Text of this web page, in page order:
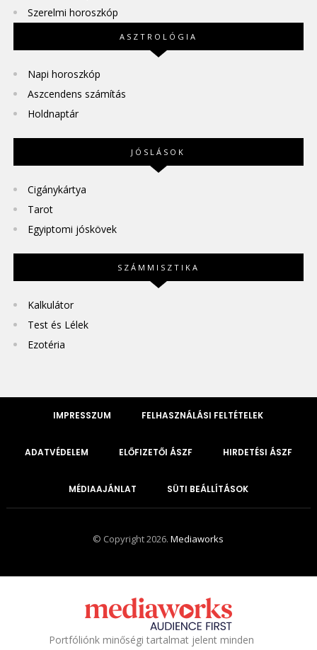
Szerelmi horoszkóp
ASZTROLÓGIA
Napi horoszkóp
Aszcendens számítás
Holdnaptár
JÓSLÁSOK
Cigánykártya
Tarot
Egyiptomi jóskövek
SZÁMMISZTIKA
Kalkulátor
Test és Lélek
Ezotéria
IMPRESSZUM FELHASZNÁLÁSI FELTÉTELEK
ADATVÉDELEM ELŐFIZETŐI ÁSZF HIRDETÉSI ÁSZF
MÉDIAAJÁNLAT SÜTI BEÁLLÍTÁSOK
© Copyright 2026.Mediaworks
Portfóliónk minőségi tartalmat jelent minden